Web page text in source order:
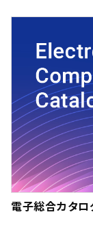
電子総合カタロ